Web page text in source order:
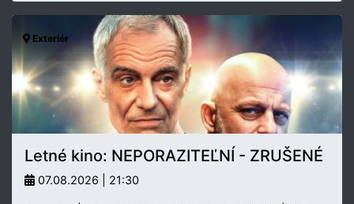
Exteriér
Letné kino: NEPORAZITEĽNÍ - ZRUŠENÉ
07.08.2026 | 21:30